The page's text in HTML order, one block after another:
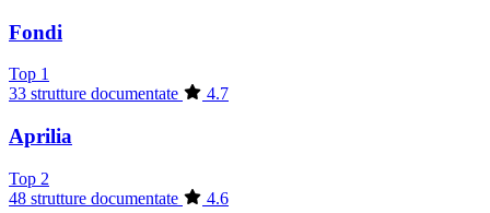
Fondi
Top 1
33 strutture documentate
4.7
Aprilia
Top 2
48 strutture documentate
4.6